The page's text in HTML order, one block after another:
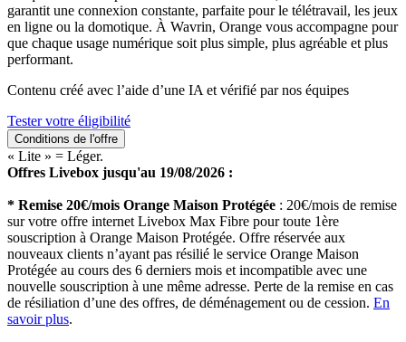
garantit une connexion constante, parfaite pour le télétravail, les jeux
en ligne ou la domotique. À Wavrin, Orange vous accompagne pour
que chaque usage numérique soit plus simple, plus agréable et plus
performant.
Contenu créé avec l’aide d’une IA et vérifié par nos équipes
Tester votre éligibilité
Conditions de l'offre
« Lite » = Léger.
Offres Livebox jusqu'au 19/08/2026 :
* Remise 20€/mois Orange Maison Protégée : 20€/mois de remise
sur votre offre internet Livebox Max Fibre pour toute 1ère
souscription à Orange Maison Protégée. Offre réservée aux
nouveaux clients n’ayant pas résilié le service Orange Maison
Protégée au cours des 6 derniers mois et incompatible avec une
nouvelle souscription à une même adresse. Perte de la remise en cas
de résiliation d’une des offres, de déménagement ou de cession. En
savoir plus.